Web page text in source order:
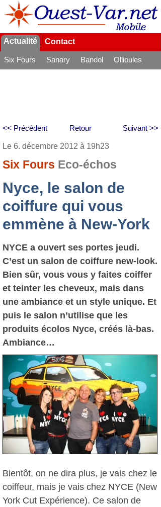
Actualité Contact
Six Fours Sanary Bandol
Ollioules
Retour
<< Précédent Suivant >>
Le 6. décembre 2012 à 19h23
Six Fours Eco-échos
Nyce, le salon de
coiffure qui vous
emmène à New-York
NYCE a ouvert ses portes jeudi.
C’est un salon de coiffure new-look.
Bien sûr, vous vous y faites coiffer
et teinter les cheveux, mais dans
une ambiance et un style unique. Et
puis le salon n’utilise que les
produits écolos Nyce, créés là-bas.
Ambiance…
Bientôt, on ne dira plus, je vais chez le
coiffeur, mais je vais chez NYCE (New
York Cut Expérience). Ce salon de